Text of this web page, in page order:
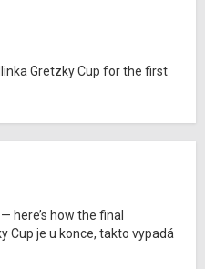
Gretzky Cup for the first
here’s how the final
Cup je u konce, takto vypadá